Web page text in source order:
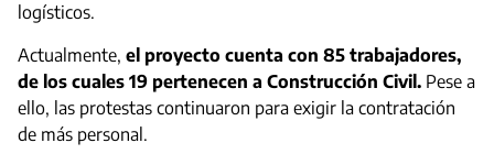
logísticos.
Actualmente, el proyecto cuenta con 85 trabajadores,
de los cuales 19 pertenecen a Construcción Civil. Pese a
ello, las protestas continuaron para exigir la contratación
de más personal.